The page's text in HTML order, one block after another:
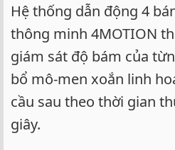
Hệ thống dẫn động 4
thông minh 4MOTION
giám sát độ bám của
bổ mô-men xoắn linh
cầu sau theo thời gian
giây.